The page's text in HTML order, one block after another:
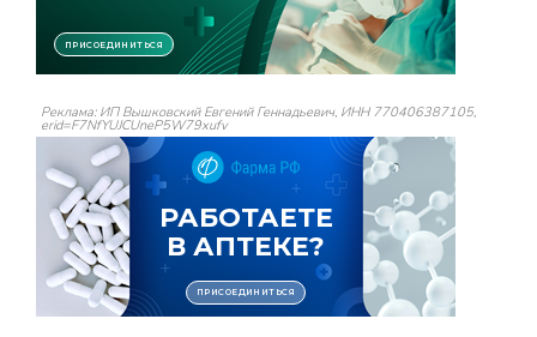
Реклама: ИП Вышковский Евгений Геннадьевич, ИНН 770406387105,
erid=F7NfYUJCUneP5W79xufv